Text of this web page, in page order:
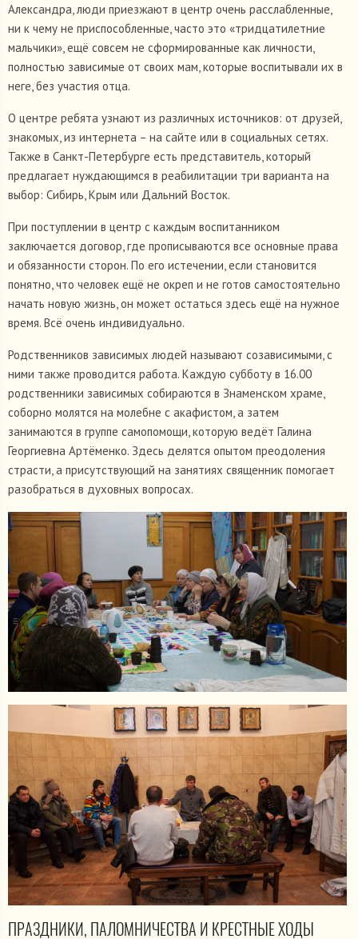
Александра, люди приезжают в центр очень расслабленные,
ни к чему не приспособленные, часто это «тридцатилетние
мальчики», ещё совсем не сформированные как личности,
полностью зависимые от своих мам, которые воспитывали их в
неге, без участия отца.
О центре ребята узнают из различных источников: от друзей,
знакомых, из интернета – на сайте или в социальных сетях.
Также в Санкт-Петербурге есть представитель, который
предлагает нуждающимся в реабилитации три варианта на
выбор: Сибирь, Крым или Дальний Восток.
При поступлении в центр с каждым воспитанником
заключается договор, где прописываются все основные права
и обязанности сторон. По его истечении, если становится
понятно, что человек ещё не окреп и не готов самостоятельно
начать новую жизнь, он может остаться здесь ещё на нужное
время. Всё очень индивидуально.
Родственников зависимых людей называют созависимыми, с
ними также проводится работа. Каждую субботу в 16.00
родственники зависимых собираются в Знаменском храме,
соборно молятся на молебне с акафистом, а затем
занимаются в группе самопомощи, которую ведёт Галина
Георгиевна Артёменко. Здесь делятся опытом преодоления
страсти, а присутствующий на занятиях священник помогает
разобраться в духовных вопросах.
ПРАЗДНИКИ, ПАЛОМНИЧЕСТВА И КРЕСТНЫЕ ХОДЫ